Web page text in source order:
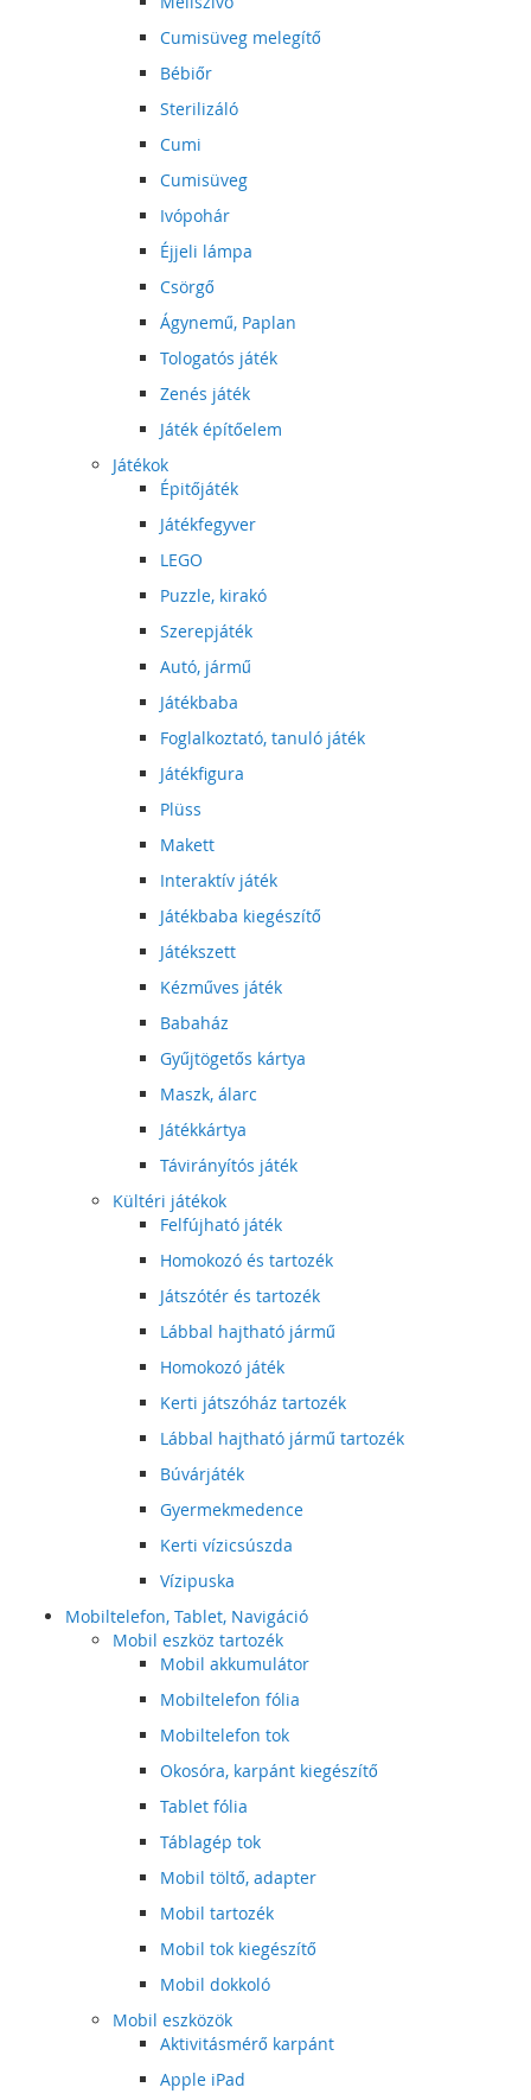
Cumisüveg melegítő
Bébiőr
Sterilizáló
Cumi
Cumisüveg
Ivópohár
Éjjeli lámpa
Csörgő
Ágynemű, Paplan
Tologatós játék
Zenés játék
Játék építőelem
Játékok
Épitőjáték
Játékfegyver
LEGO
Puzzle, kirakó
Szerepjáték
Autó, jármű
Játékbaba
Foglalkoztató, tanuló játék
Játékfigura
Plüss
Makett
Interaktív játék
Játékbaba kiegészítő
Játékszett
Kézműves játék
Babaház
Gyűjtögetős kártya
Maszk, álarc
Játékkártya
Távirányítós játék
Kültéri játékok
Felfújható játék
Homokozó és tartozék
Játszótér és tartozék
Lábbal hajtható jármű
Homokozó játék
Kerti játszóház tartozék
Lábbal hajtható jármű tartozék
Búvárjáték
Gyermekmedence
Kerti vízicsúszda
Vízipuska
Mobiltelefon, Tablet, Navigáció
Mobil eszköz tartozék
Mobil akkumulátor
Mobiltelefon fólia
Mobiltelefon tok
Okosóra, karpánt kiegészítő
Tablet fólia
Táblagép tok
Mobil töltő, adapter
Mobil tartozék
Mobil tok kiegészítő
Mobil dokkoló
Mobil eszközök
Aktivitásmérő karpánt
Apple iPad